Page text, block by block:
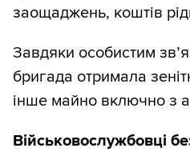
заощаджень, коштів
Завдяки особистим
бригада отримала
інше майно включно з
Військовослужбовці